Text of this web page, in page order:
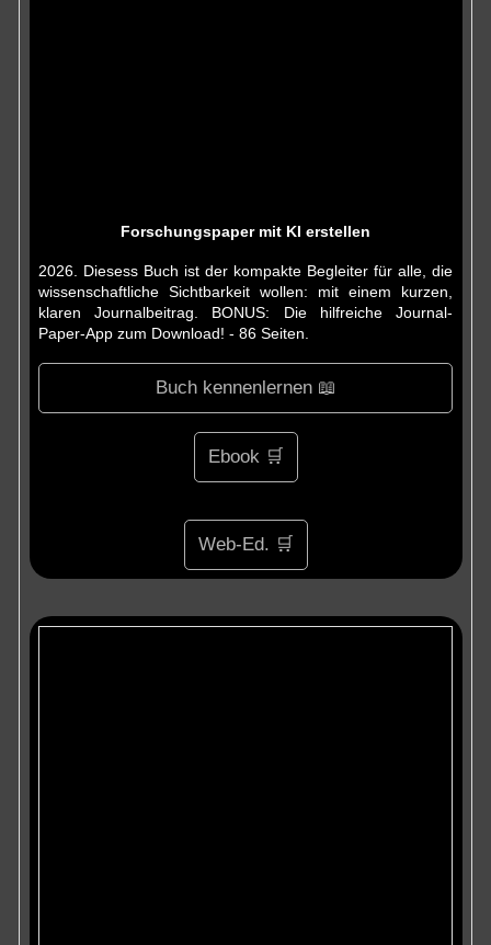
Forschungspaper mit KI erstellen
2026. Diesess Buch ist der kompakte Begleiter für alle, die
wissenschaftliche Sichtbarkeit wollen: mit einem kurzen,
klaren Journalbeitrag. BONUS: Die hilfreiche Journal-
Paper-App zum Download! - 86 Seiten.
Buch kennenlernen 📖
Ebook 🛒
Web-Ed. 🛒